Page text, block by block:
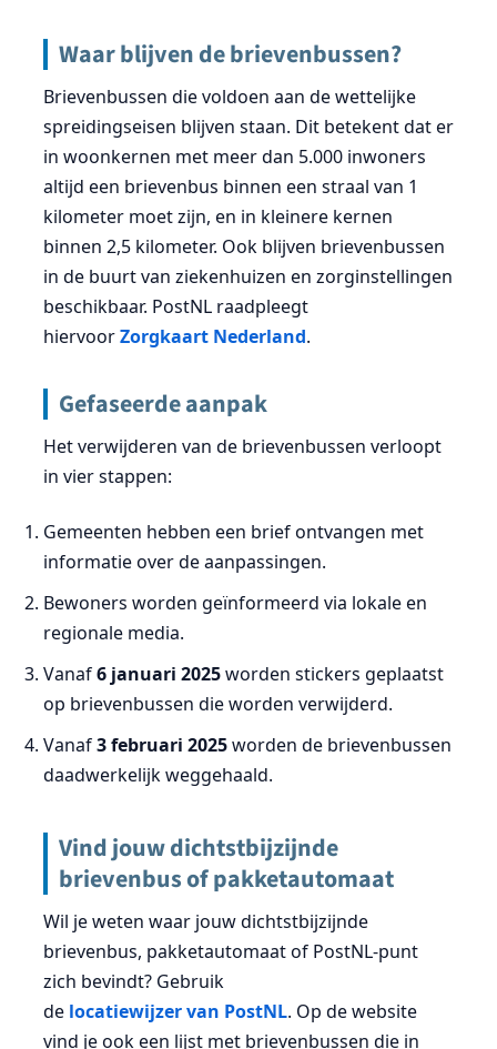
Waar blijven de brievenbussen?
Brievenbussen die voldoen aan de wettelijke
spreidingseisen blijven staan. Dit betekent dat er
in woonkernen met meer dan 5.000 inwoners
altijd een brievenbus binnen een straal van 1
kilometer moet zijn, en in kleinere kernen
binnen 2,5 kilometer. Ook blijven brievenbussen
in de buurt van ziekenhuizen en zorginstellingen
beschikbaar. PostNL raadpleegt
hiervoorZorgkaart Nederland.
Gefaseerde aanpak
Het verwijderen van de brievenbussen verloopt
in vier stappen:
Gemeenten hebben een brief ontvangen met
informatie over de aanpassingen.
Bewoners worden geïnformeerd via lokale en
regionale media.
Vanaf6 januari 2025worden stickers geplaatst
op brievenbussen die worden verwijderd.
Vanaf3 februari 2025worden de brievenbussen
daadwerkelijk weggehaald.
Vind jouw dichtstbijzijnde
brievenbus of pakketautomaat
Wil je weten waar jouw dichtstbijzijnde
brievenbus, pakketautomaat of PostNL-punt
zich bevindt? Gebruik
de locatiewijzer van PostNL. Op de website
vind je ook een lijst met brievenbussen die in